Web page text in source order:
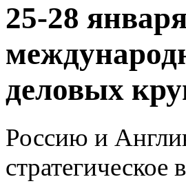
25-28
деловых
Россию и
стратегическое